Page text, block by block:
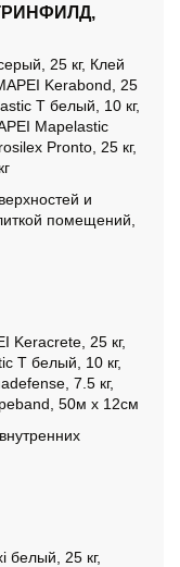
25 кг, Клей
Kerabond, 25
T белый, 10 кг,
Mapelastic
Pronto, 25 кг,
и
помещений,
Keracrete, 25 кг,
T белый, 10 кг,
7.5 кг,
50м x 12см
белый, 25 кг,